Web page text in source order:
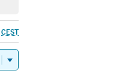
CEST